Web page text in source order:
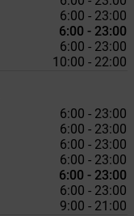
6:00 - 23:00
6:00 - 23:00
6:00 - 23:00
10:00 - 22:00
6:00 - 23:00
6:00 - 23:00
6:00 - 23:00
6:00 - 23:00
6:00 - 23:00
6:00 - 23:00
9:00 - 21:00